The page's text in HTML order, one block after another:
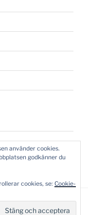
använder cookies.
godkänner du
cookies, se: Cookie-